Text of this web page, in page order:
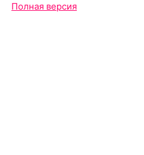
Полная версия